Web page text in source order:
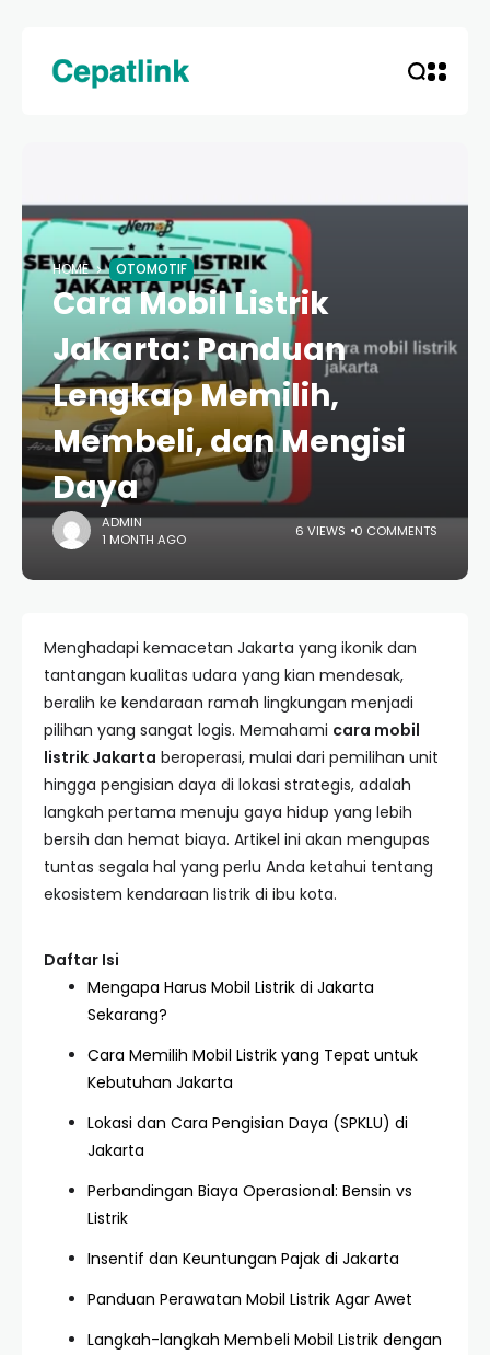
HOME OTOMOTIF
Cara Mobil Listrik
Jakarta: Panduan
Lengkap Memilih,
Membeli, dan Mengisi
Daya
ADMIN
1 MONTH AGO
6 VIEWS 0 COMMENTS
Menghadapi kemacetan Jakarta yang ikonik dan
tantangan kualitas udara yang kian mendesak,
beralih ke kendaraan ramah lingkungan menjadi
pilihan yang sangat logis. Memahami cara mobil
listrik Jakarta beroperasi, mulai dari pemilihan unit
hingga pengisian daya di lokasi strategis, adalah
langkah pertama menuju gaya hidup yang lebih
bersih dan hemat biaya. Artikel ini akan mengupas
tuntas segala hal yang perlu Anda ketahui tentang
ekosistem kendaraan listrik di ibu kota.
Daftar Isi
Mengapa Harus Mobil Listrik di Jakarta
Sekarang?
Cara Memilih Mobil Listrik yang Tepat untuk
Kebutuhan Jakarta
Lokasi dan Cara Pengisian Daya (SPKLU) di
Jakarta
Perbandingan Biaya Operasional: Bensin vs
Listrik
Insentif dan Keuntungan Pajak di Jakarta
Panduan Perawatan Mobil Listrik Agar Awet
Langkah-langkah Membeli Mobil Listrik dengan